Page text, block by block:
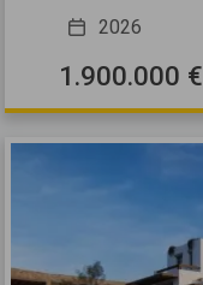
2026
1.900.000 €